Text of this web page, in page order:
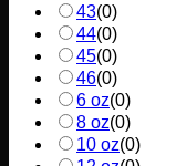
43(0)
44(0)
45(0)
46(0)
6 oz(0)
8 oz(0)
10 oz(0)